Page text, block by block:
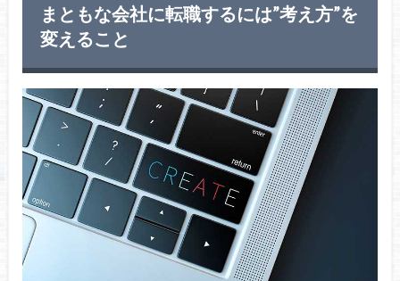
まともな会社に転職するには”考え方”を
変えること